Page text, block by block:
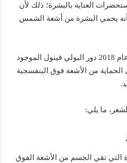
العناية بالبشرة؛ ذلك لأن
يحمي البشرة من أشعة الشمس
كذلك أوضحت دراسة أجريت عام 2018 دور البولي فينول الموجود
من الأشعة فوق البنفسجية
ما يلي:
التي تقي الجسم من الأشعة الفوق